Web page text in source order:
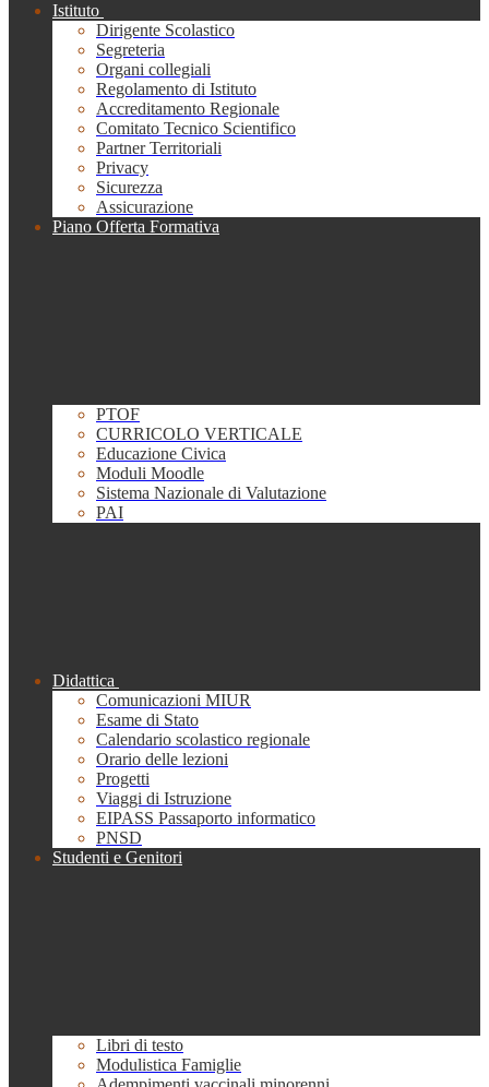
Istituto
Dirigente Scolastico
Segreteria
Organi collegiali
Regolamento di Istituto
Accreditamento Regionale
Comitato Tecnico Scientifico
Partner Territoriali
Privacy
Sicurezza
Assicurazione
Piano Offerta Formativa
PTOF
CURRICOLO VERTICALE
Educazione Civica
Moduli Moodle
Sistema Nazionale di Valutazione
PAI
Didattica
Comunicazioni MIUR
Esame di Stato
Calendario scolastico regionale
Orario delle lezioni
Progetti
Viaggi di Istruzione
EIPASS Passaporto informatico
PNSD
Studenti e Genitori
Libri di testo
Modulistica Famiglie